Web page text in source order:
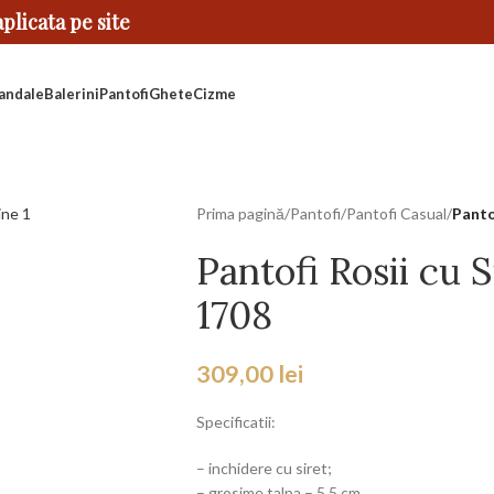
pe site
BaleriniPantofiGheteCizme
Prima pagină/Pantofi/Pantofi Casual/
Pantofi Rosii cu
1708
309,00 lei
Specificatii:
– inchidere cu siret;